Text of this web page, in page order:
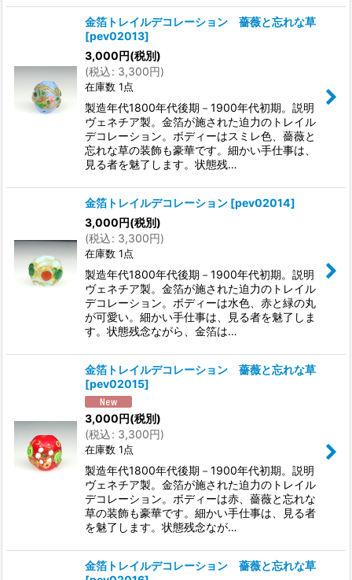
金箔トレイルデコレーション 薔薇と忘れな草
[pev02013]
3,000円(税別)
(税込: 3,300円)
在庫数 1点
製造年代1800年代後期－1900年代初期。説明
ヴェネチア製。金箔が施された迫力のトレイル
デコレーション。ボディーはスミレ色、薔薇と
忘れな草の装飾も豪華です。細かい手仕事は、
見る者を魅了します。状態残…
金箔トレイルデコレーション [pev02014]
3,000円(税別)
(税込: 3,300円)
在庫数 1点
製造年代1800年代後期－1900年代初期。説明
ヴェネチア製。金箔が施された迫力のトレイル
デコレーション。ボディーは水色、赤と緑の丸
が可愛い。細かい手仕事は、見る者を魅了しま
す。状態残念ながら、金箔は…
金箔トレイルデコレーション 薔薇と忘れな草
[pev02015]
3,000円(税別)
(税込: 3,300円)
在庫数 1点
製造年代1800年代後期－1900年代初期。説明
ヴェネチア製。金箔が施された迫力のトレイル
デコレーション。ボディーは赤、薔薇と忘れな
草の装飾も豪華です。細かい手仕事は、見る者
を魅了します。状態残念なが…
金箔トレイルデコレーション 薔薇と忘れな草